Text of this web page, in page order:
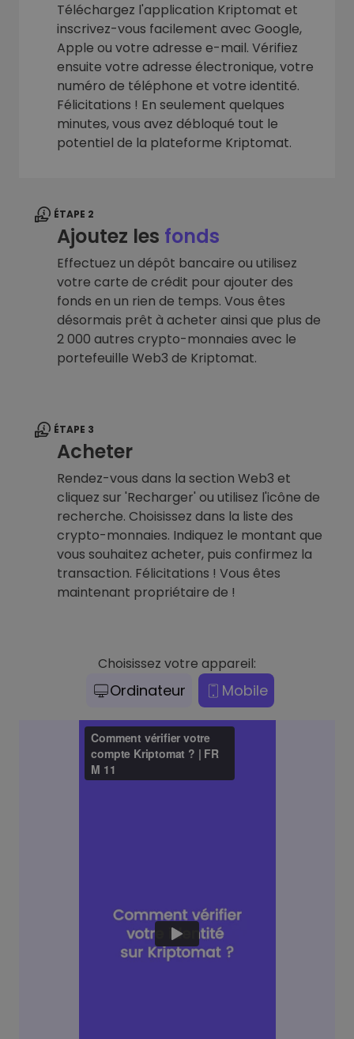
Téléchargez l'application Kriptomat et
inscrivez-vous facilement avec Google,
Apple ou votre adresse e-mail. Vérifiez
ensuite votre adresse électronique, votre
numéro de téléphone et votre identité.
Félicitations ! En seulement quelques
minutes, vous avez débloqué tout le
potentiel de la plateforme Kriptomat.
ÉTAPE 2
Ajoutez les fonds
Effectuez un dépôt bancaire ou utilisez
votre carte de crédit pour ajouter des
fonds en un rien de temps. Vous êtes
désormais prêt à acheter ainsi que plus de
2 000 autres crypto-monnaies avec le
portefeuille Web3 de Kriptomat.
ÉTAPE 3
Acheter
Rendez-vous dans la section Web3 et
cliquez sur 'Recharger' ou utilisez l'icône de
recherche. Choisissez dans la liste des
crypto-monnaies. Indiquez le montant que
vous souhaitez acheter, puis confirmez la
transaction. Félicitations ! Vous êtes
maintenant propriétaire de !
Choisissez votre appareil:
Ordinateur Mobile